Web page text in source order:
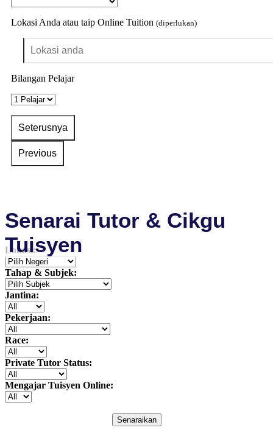
Lokasi Anda atau taip Online Tuition (diperlukan)
Bilangan Pelajar
Senarai Tutor & Cikgu
Tuisyen
Lokasi:
Tahap & Subjek:
Jantina:
Pekerjaan:
Race:
Private Tutor Status:
Mengajar Tuisyen Online:
Senaraikan